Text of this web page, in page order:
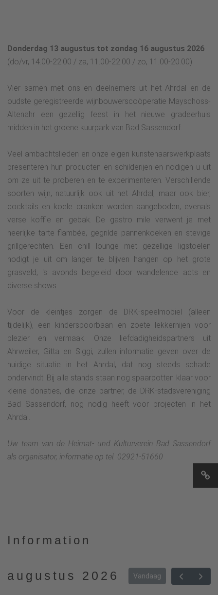
Donderdag 13 augustus tot zondag 16 augustus 2026
(do/vr, 14.00-22.00 / za, 11.00-22.00 / zo, 11.00-20.00)
Vier samen met ons en deelnemers uit het Ahrdal en de
oudste geregistreerde wijnbouwerscoöperatie Mayschoss-
Altenahr een gezellig feest in het nieuwe gradeerhuis
midden in het groene kuurpark van Bad Sassendorf.
Veel ambachtslieden en onze eigen kunstenaarswerkplaats
presenteren hun producten en schilderijen en nodigen u uit
om ze uit te proberen en te experimenteren. Verschillende
soorten wijn, natuurlijk ook uit het Ahrdal, maar ook bier,
cocktails en koele dranken worden aangeboden, evenals
verse koffie en gebak. De gastro mile verwent je met
heerlijke tarte flambée, gegrilde pannenkoeken en stevige
grillgerechten. Een chill lounge met gezellige ligstoelen
nodigt je uit om langer te blijven hangen op het grote
grasveld, 's avonds begeleid door wandelende acts en
diverse shows.
Voor de kleintjes zorgen de DRK-speelmobiel (alleen
tijdelijk), een kinderspoorbaan en zoete lekkernijen voor
plezier en vermaak. Onze liefdadigheidspartners uit
Ahrweiler, Gitta en Siggi, zullen informatie geven over de
huidige situatie in het Ahrdal, dat nog steeds schade
ondervindt. Bij alle stands staan nog spaarpotten klaar voor
kleine donaties, die onze partner, de DRK-stadsvereniging
Bad Sassendorf, nog nodig heeft voor projecten in het
Ahrdal.
Uw team van de Heimat- und Kulturverein Bad Sassendorf
als organisator, informatie op tel. 02921-51660
Information
augustus 2026 Vandaag